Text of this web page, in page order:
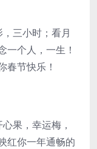
三小时；看月
一个人，一生！
春节快乐！
果，幸运梅，
红你一年通畅的